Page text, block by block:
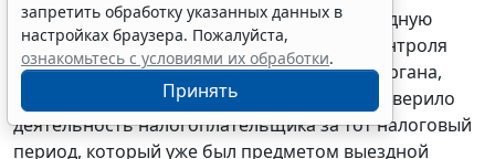
Управление, осуществляя повторную выездную
налоговую проверку Общества с целью контроля
деятельности нижестоящего налогового органа,
фактически заново и в полном объеме проверило
деятельность налогоплательщика за тот налоговый
период, который уже был предметом выездной
запретить обработку указанных данных в
настройках браузера. Пожалуйста,
ознакомьтесь с условиями их обработки.
Принять